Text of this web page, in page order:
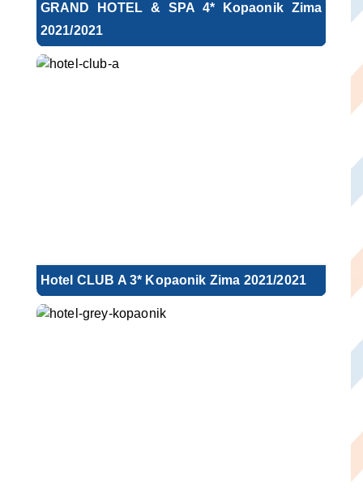
GRAND HOTEL & SPA 4* Kopaonik Zima
2021/2021
Hotel CLUB A 3* Kopaonik Zima 2021/2021